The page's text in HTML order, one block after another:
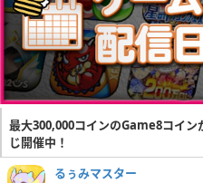
最大300,000コインのGame8コイン
じ開催中！
るぅみマスター